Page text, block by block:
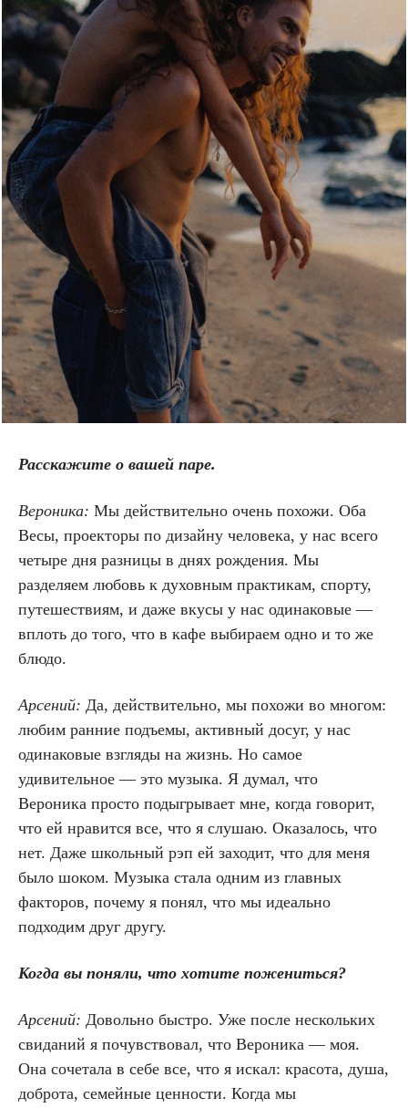
Расскажите о вашей паре.
Вероника: Мы действительно очень похожи. Оба
Весы, проекторы по дизайну человека, у нас всего
четыре дня разницы в днях рождения. Мы
разделяем любовь к духовным практикам, спорту,
путешествиям, и даже вкусы у нас одинаковые —
вплоть до того, что в кафе выбираем одно и то же
блюдо.
Арсений: Да, действительно, мы похожи во многом:
любим ранние подъемы, активный досуг, у нас
одинаковые взгляды на жизнь. Но самое
удивительное — это музыка. Я думал, что
Вероника просто подыгрывает мне, когда говорит,
что ей нравится все, что я слушаю. Оказалось, что
нет. Даже школьный рэп ей заходит, что для меня
было шоком. Музыка стала одним из главных
факторов, почему я понял, что мы идеально
подходим друг другу.
Когда вы поняли, что хотите пожениться?
Арсений: Довольно быстро. Уже после нескольких
свиданий я почувствовал, что Вероника — моя.
Она сочетала в себе все, что я искал: красота, душа,
доброта, семейные ценности. Когда мы